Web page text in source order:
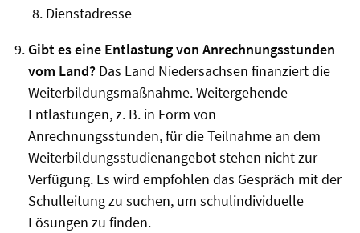
Dienstadresse
Gibt es eine Entlastung von Anrechnungsstunden
vom Land? Das Land Niedersachsen finanziert die
Weiterbildungsmaßnahme. Weitergehende
Entlastungen, z. B. in Form von
Anrechnungsstunden, für die Teilnahme an dem
Weiterbildungsstudienangebot stehen nicht zur
Verfügung. Es wird empfohlen das Gespräch mit der
Schulleitung zu suchen, um schulindividuelle
Lösungen zu finden.